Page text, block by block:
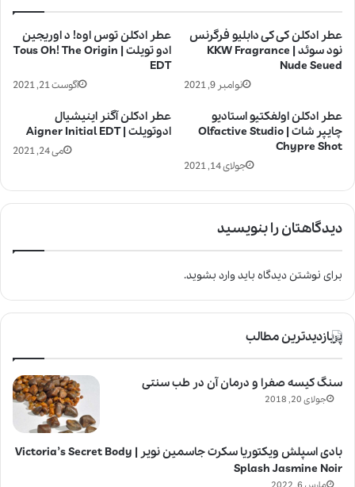
عطر ادکلن توس اوه! د اوریجین
ادو تویلت | Tous Oh! The Origin
EDT
آگوست 21, 2021
عطر ادکلن کی کی دابلیو فرگرنس
نود سوئد | KKW Fragrance
Nude Seued
نوامبر 9, 2021
عطر ادکلن آگنر اینیشیال
ادوتویلت | Aigner Initial EDT
می 24, 2021
عطر ادکلن اولفکتیو استادیو
چایپر شات | Olfactive Studio
Chypre Shot
جولای 14, 2021
دیدگاهتان را بنویسید
برای نوشتن دیدگاه بایدوارد بشوید.
پربازدیدترین مطالب
سنگ کیسه صفرا و درمان آن در طب سنتی
جولای 20, 2018
بادی اسپلش ویکتوریا سکرت جاسمین نویر | Victoria’s Secret Body
Splash Jasmine Noir